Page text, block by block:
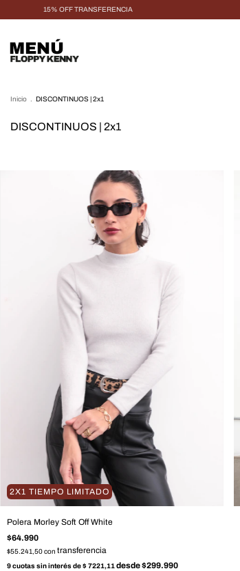
15% OFF TRANSFERENCIA
MENÚ
Inicio DISCONTINUOS | 2x1
DISCONTINUOS | 2x1
2X1 TIEMPO LIMITADO
Polera Morley Soft Off White
$64.990
$55.241,50con
9cuotas sin interés de$ 7221,11